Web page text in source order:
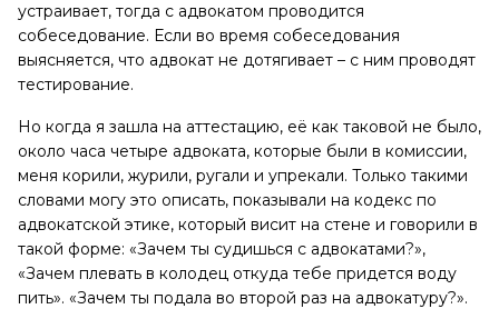
устраивает, тогда с адвокатом проводится
собеседование. Если во время собеседования
выясняется, что адвокат не дотягивает – с ним проводят
тестирование.
Но когда я зашла на аттестацию, её как таковой не было,
около часа четыре адвоката, которые были в комиссии,
меня корили, журили, ругали и упрекали. Только такими
словами могу это описать, показывали на кодекс по
адвокатской этике, который висит на стене и говорили в
такой форме: «Зачем ты судишься с адвокатами?»,
«Зачем плевать в колодец откуда тебе придется воду
пить». «Зачем ты подала во второй раз на адвокатуру?».